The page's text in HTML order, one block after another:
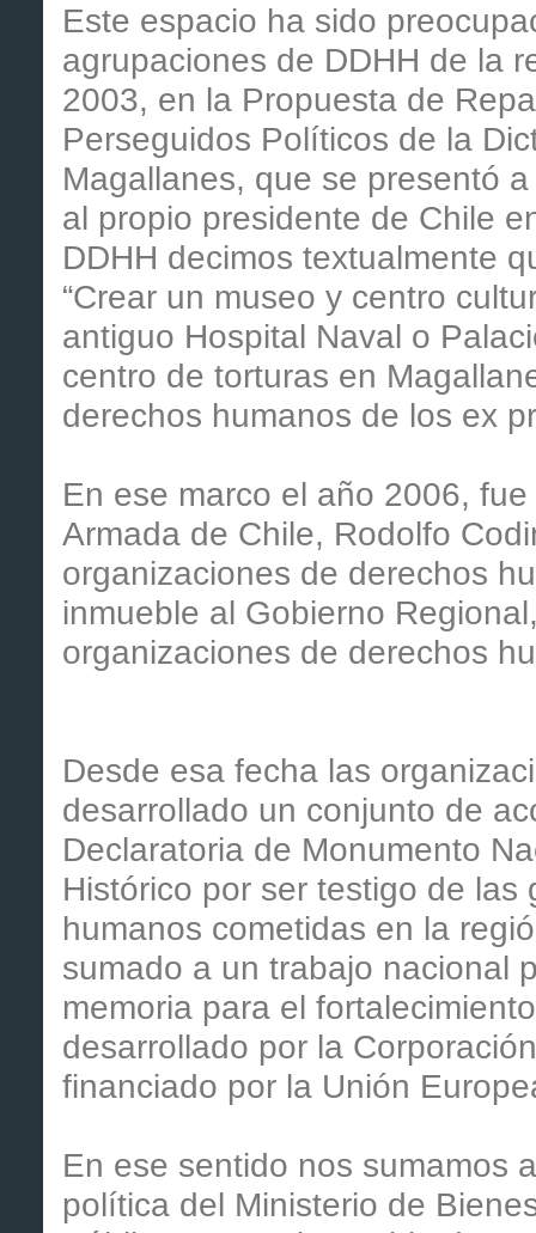
Este espacio ha sido
agrupaciones de DDHH de la
2003, en la Propuesta de
Perseguidos Políticos de la
Magallanes, que se presentó
al propio presidente de Chile
DDHH decimos textualmente
“Crear un museo y centro
antiguo Hospital Naval o
centro de torturas en
derechos humanos de los ex
En ese marco el año 2006,
Armada de Chile, Rodolfo
organizaciones de derechos
inmueble al Gobierno
organizaciones de derechos
Desde esa fecha las
desarrollado un conjunto de
Declaratoria de Monumento
Histórico por ser testigo de
humanos cometidas en la
sumado a un trabajo nacional
memoria para el
desarrollado por la
financiado por la Unión
En ese sentido nos sumamos
política del Ministerio de